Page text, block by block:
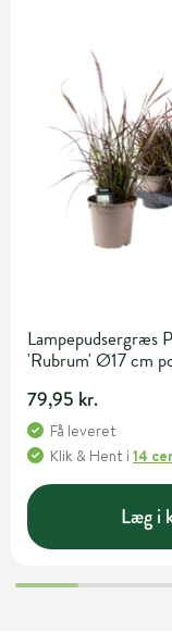
Lampepudsergræs
'Rubrum' Ø17 cm
79,95 kr.
Få leveret
Klik & Hent i 14
Læg i